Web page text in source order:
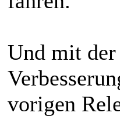
Und mit der
vorigen